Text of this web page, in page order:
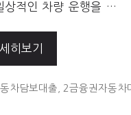
상적인 차량 운행을 …
히보기
차담보대출 2금융권자동차